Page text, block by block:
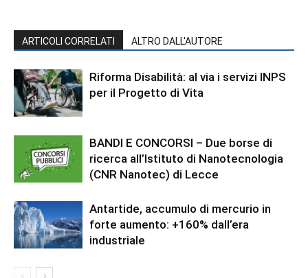
ARTICOLI CORRELATI ALTRO DALL'AUTORE
Riforma Disabilità: al via i servizi INPS
per il Progetto di Vita
BANDI E CONCORSI – Due borse di
ricerca all’Istituto di Nanotecnologia
(CNR Nanotec) di Lecce
Antartide, accumulo di mercurio in
forte aumento: +160% dall’era
industriale